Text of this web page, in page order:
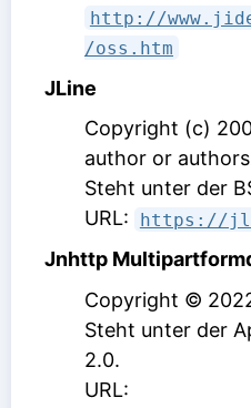
http://
/oss.htm
JLine
Copyright (c)
author or
Steht unter der
URL:
https://
Jnhttp
Copyright ©
Steht unter der
2.0.
URL: